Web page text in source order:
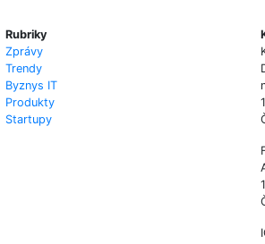
Rubriky
Zprávy
Trendy
Byznys IT
Produkty
Startupy